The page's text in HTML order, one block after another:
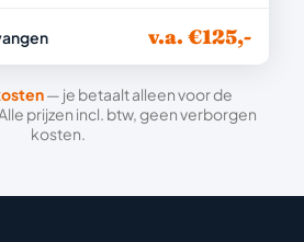
v.a. €125,-
— je betaalt alleen voor de
prijzen incl. btw, geen verborgen
kosten.